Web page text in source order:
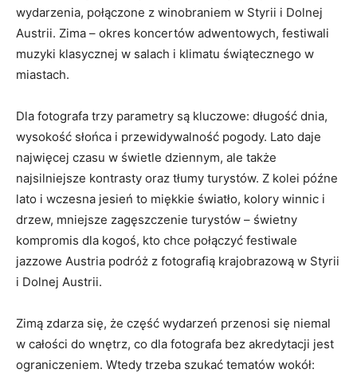
wydarzenia, połączone z winobraniem w Styrii i Dolnej
Austrii. Zima – okres koncertów adwentowych, festiwali
muzyki klasycznej w salach i klimatu świątecznego w
miastach.
Dla fotografa trzy parametry są kluczowe: długość dnia,
wysokość słońca i przewidywalność pogody. Lato daje
najwięcej czasu w świetle dziennym, ale także
najsilniejsze kontrasty oraz tłumy turystów. Z kolei późne
lato i wczesna jesień to miękkie światło, kolory winnic i
drzew, mniejsze zagęszczenie turystów – świetny
kompromis dla kogoś, kto chce połączyć festiwale
jazzowe Austria podróż z fotografią krajobrazową w Styrii
i Dolnej Austrii.
Zimą zdarza się, że część wydarzeń przenosi się niemal
w całości do wnętrz, co dla fotografa bez akredytacji jest
ograniczeniem. Wtedy trzeba szukać tematów wokół: